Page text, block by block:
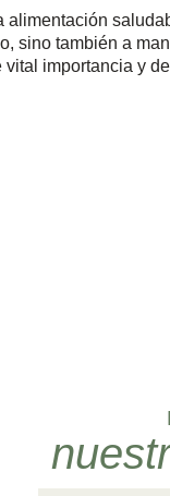
sino también a
importancia y